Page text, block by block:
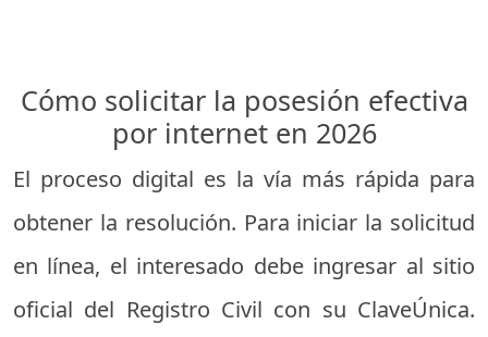
Cómo solicitar la posesión efectiva
por internet en 2026
El proceso digital es la vía más rápida para
obtener la resolución. Para iniciar la solicitud
en línea, el interesado debe ingresar al sitio
oficial del Registro Civil con su ClaveÚnica.